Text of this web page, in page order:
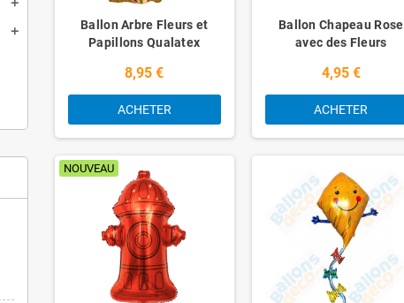
Ballon Arbre Fleurs et
Papillons Qualatex
8,95 €
ACHETER
Ballon Chapeau Rose
avec des Fleurs
4,95 €
ACHETER
NOUVEAU